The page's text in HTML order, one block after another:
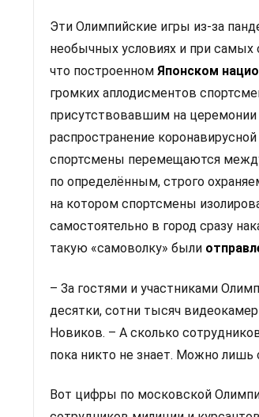
Эти Олимпийские игры из-за
необычных условиях и при самых
что построенном Японском
громких аплодисментов
присутствовавшим на
распространение
спортсмены перемещаются
по определённым, строго
на котором спортсмены
самостоятельно в город сразу
такую «самоволку» были
– За гостями и участниками
десятки, сотни тысяч
Новиков. – А сколько
пока никто не знает. Можно
Вот цифры по московской